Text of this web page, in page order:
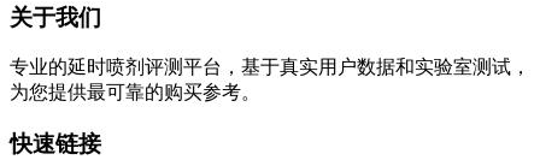
关于我们
专业的延时喷剂评测平台，基于真实用户数据和实验室测试，
为您提供最可靠的购买参考。
快速链接